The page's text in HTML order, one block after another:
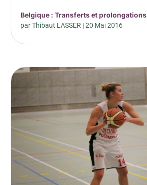
Belgique : Transferts et prolongations
parThibaut LASSER |20 Mai 2016